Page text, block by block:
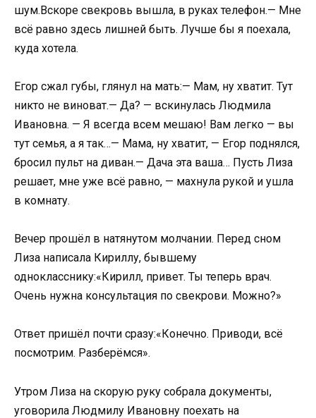
шум.Вскоре свекровь вышла, в руках телефон.— Мне
всё равно здесь лишней быть. Лучше бы я поехала,
куда хотела.
Егор сжал губы, глянул на мать:— Мам, ну хватит. Тут
никто не виноват.— Да? — вскинулась Людмила
Ивановна. — Я всегда всем мешаю! Вам легко — вы
тут семья, а я так…— Мама, ну хватит, — Егор поднялся,
бросил пульт на диван.— Дача эта ваша… Пусть Лиза
решает, мне уже всё равно, — махнула рукой и ушла
в комнату.
Вечер прошёл в натянутом молчании. Перед сном
Лиза написала Кириллу, бывшему
однокласснику:«Кирилл, привет. Ты теперь врач.
Очень нужна консультация по свекрови. Можно?»
Ответ пришёл почти сразу:«Конечно. Приводи, всё
посмотрим. Разберёмся».
Утром Лиза на скорую руку собрала документы,
уговорила Людмилу Ивановну поехать на